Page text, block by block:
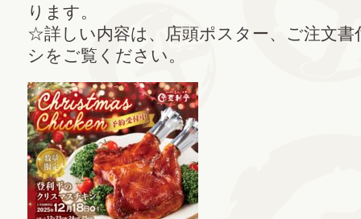
ります。
☆詳しい内容は、店頭ポスター、ご注文書
シをご覧ください。